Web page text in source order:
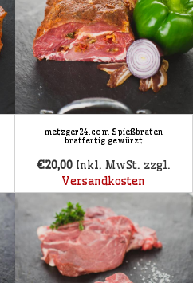
metzger24.com Spießbraten
bratfertig gewürzt
€20,00 Inkl. MwSt. zzgl.
Versandkosten